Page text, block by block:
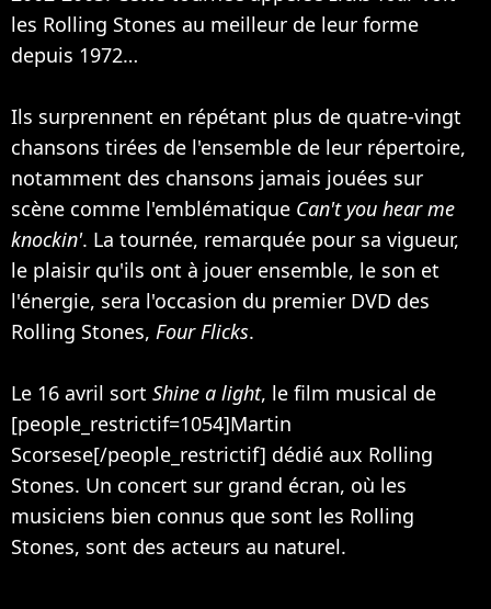
les Rolling Stones au meilleur de leur forme
depuis 1972…
Ils surprennent en répétant plus de quatre-vingt
chansons tirées de l'ensemble de leur répertoire,
notamment des chansons jamais jouées sur
scène comme l'emblématique Can't you hear me
knockin'. La tournée, remarquée pour sa vigueur,
le plaisir qu'ils ont à jouer ensemble, le son et
l'énergie, sera l'occasion du premier DVD des
Rolling Stones, Four Flicks.
Le 16 avril sort Shine a light, le film musical de
[people_restrictif=1054]Martin
Scorsese[/people_restrictif] dédié aux Rolling
Stones. Un concert sur grand écran, où les
musiciens bien connus que sont les Rolling
Stones, sont des acteurs au naturel.